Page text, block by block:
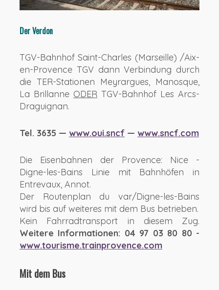
Der Verdon
TGV-Bahnhof Saint-Charles (Marseille) /Aix-
en-Provence TGV dann Verbindung durch
die TER-Stationen Meyrargues, Manosque,
La Brillanne ODER TGV-Bahnhof Les Arcs-
Draguignan.
Tel. 3635 — www.oui.sncf — www.sncf.com
Die Eisenbahnen der Provence: Nice -
Digne-les-Bains Linie mit Bahnhöfen in
Entrevaux, Annot.
Der Routenplan du var/Digne-les-Bains
wird bis auf weiteres mit dem Bus betrieben.
Kein Fahrradtransport in diesem Zug.
Weitere Informationen: 04 97 03 80 80 -
www.tourisme.trainprovence.com
Mit dem Bus